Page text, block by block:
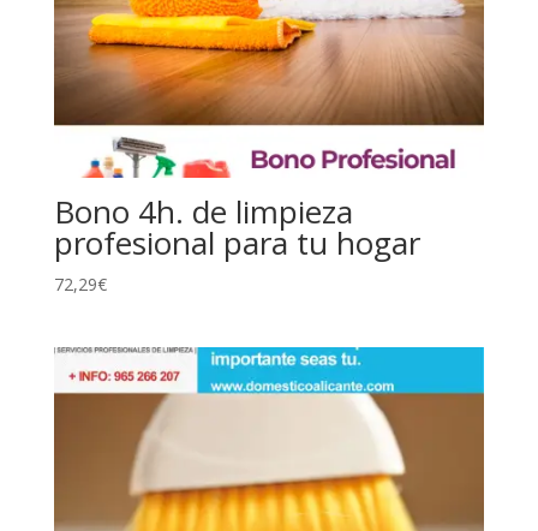
Bono 4h. de limpieza
profesional para tu hogar
72,29€